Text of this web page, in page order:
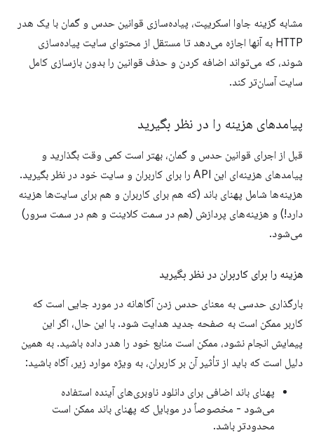
مشابه گزینه جاوا اسکریپت، پیاده‌سازی قوانین حدس و گمان با یک هدر
HTTP به آنها اجازه می‌دهد تا مستقل از محتوای سایت پیاده‌سازی
شوند، که می‌تواند اضافه کردن و حذف قوانین را بدون بازسازی کامل
سایت آسان‌تر کند.
پیامدهای هزینه را در نظر بگیرید
قبل از اجرای قوانین حدس و گمان، بهتر است کمی وقت بگذارید و
پیامدهای هزینه‌ای این API را برای کاربران و سایت خود در نظر بگیرید.
هزینه‌ها شامل پهنای باند (که هم برای کاربران و هم برای سایت‌ها هزینه
دارد!) و هزینه‌های پردازش (هم در سمت کلاینت و هم در سمت سرور)
می‌شود.
هزینه را برای کاربران در نظر بگیرید
بارگذاری حدسی به معنای حدس زدن آگاهانه در مورد جایی است که
کاربر ممکن است به صفحه جدید هدایت شود. با این حال، اگر این
پیمایش انجام نشود، ممکن است منابع خود را هدر داده باشید. به همین
دلیل است که باید از تأثیر آن بر کاربران، به ویژه موارد زیر، آگاه باشید:
پهنای باند اضافی برای دانلود ناوبری‌های آینده استفاده
می‌شود - مخصوصاً در موبایل که پهنای باند ممکن است
محدودتر باشد.